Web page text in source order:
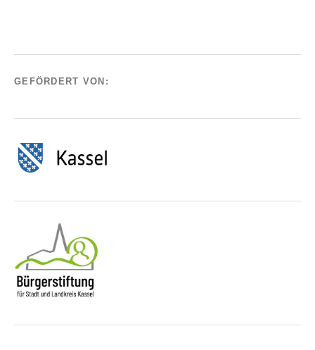
GEFÖRDERT VON: